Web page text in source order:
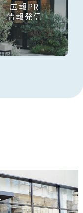
広報PR
情報発信